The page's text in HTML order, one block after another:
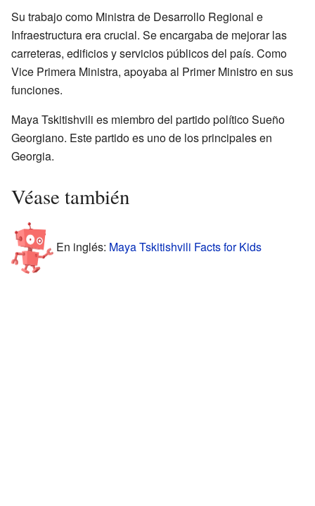
Su trabajo como Ministra de Desarrollo Regional e
Infraestructura era crucial. Se encargaba de mejorar las
carreteras, edificios y servicios públicos del país. Como
Vice Primera Ministra, apoyaba al Primer Ministro en sus
funciones.
Maya Tskitishvili es miembro del partido político Sueño
Georgiano. Este partido es uno de los principales en
Georgia.
Véase también
En inglés: Maya Tskitishvili Facts for Kids